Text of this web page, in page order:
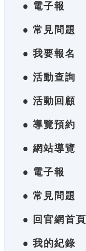
● 電子報
● 常見問題
● 我要報名
● 活動查詢
● 活動回顧
● 導覽預約
● 網站導覽
● 電子報
● 常見問題
● 回官網首頁
● 我的紀錄